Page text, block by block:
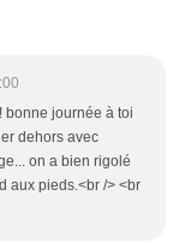
bonne journée à toi
dehors avec
on a bien rigolé
aux pieds.<br /> <br